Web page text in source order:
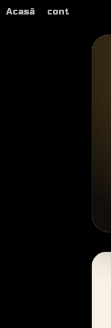
Acasă cont